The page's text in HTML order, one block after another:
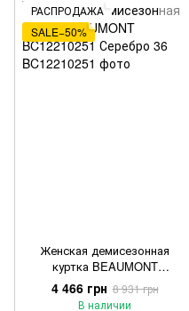
РАСПРОДАЖА
SALE−50%
Женская демисезонная
куртка BEAUMONT
BC12210251 Серебро 36
4 466 грн 8 931 грн
В наличии